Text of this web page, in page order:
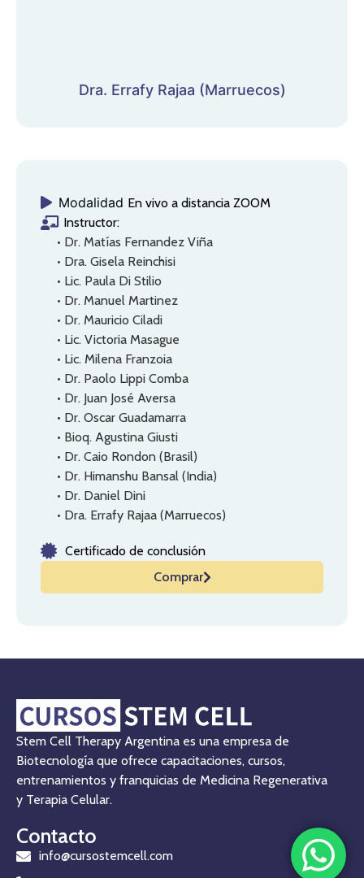
Dra. Errafy Rajaa (Marruecos)
Modalidad En vivo a distancia ZOOM
Instructor:
• Dr. Matías Fernandez Viña
• Dra. Gisela Reinchisi
• Lic. Paula Di Stilio
• Dr. Manuel Martinez
• Dr. Mauricio Ciladi
• Lic. Victoria Masague
• Lic. Milena Franzoia
• Dr. Paolo Lippi Comba
• Dr. Juan José Aversa
• Dr. Oscar Guadamarra
• Bioq. Agustina Giusti
• Dr. Caio Rondon (Brasil)
• Dr. Himanshu Bansal (India)
• Dr. Daniel Dini
• Dra. Errafy Rajaa (Marruecos)
Certificado de conclusión
Comprar
Stem Cell Therapy Argentina es una empresa de
Biotecnología que ofrece capacitaciones, cursos,
entrenamientos y franquicias de Medicina Regenerativa
y Terapia Celular.
Contacto
info@cursostemcell.com